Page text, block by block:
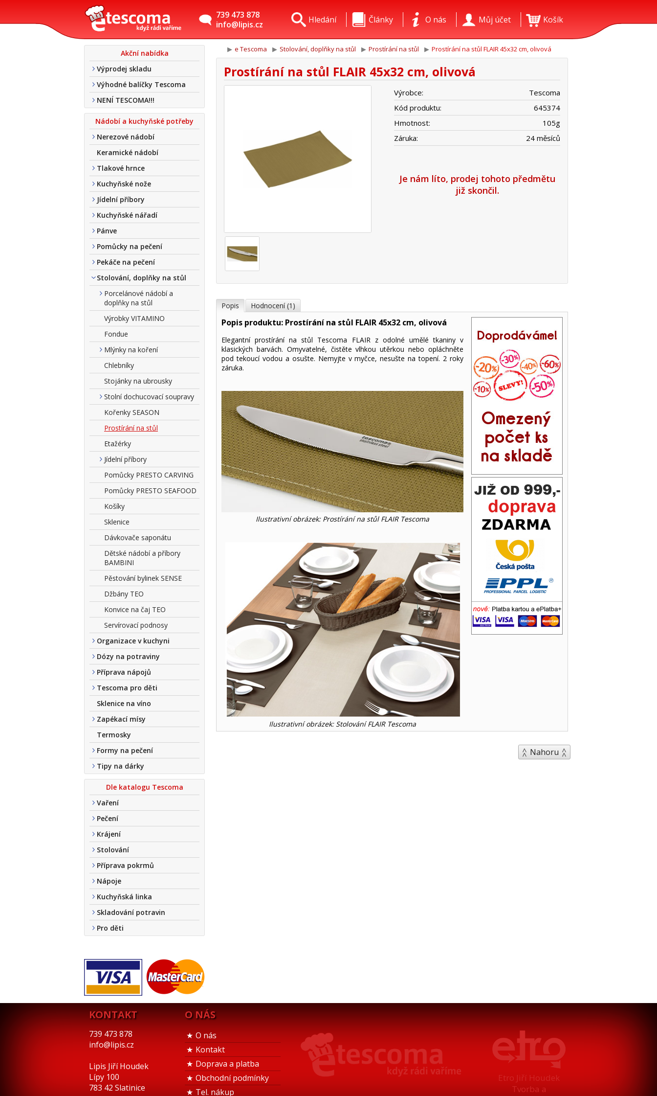
739 473 878
info@lipis.cz
Košík
Můj účet
O nás
Články
Hledání
Akční nabídka
Výprodej skladu
Výhodné balíčky Tescoma
NENÍ TESCOMA!!!
Nádobí a kuchyňské potřeby
Nerezové nádobí
Keramické nádobí
Tlakové hrnce
Kuchyňské nože
Jídelní příbory
Kuchyňské nářadí
Pánve
Pomůcky na pečení
Pekáče na pečení
Stolování, doplňky na stůl
Porcelánové nádobí a
doplňky na stůl
Výrobky VITAMINO
Fondue
Mlýnky na koření
Chlebníky
Stojánky na ubrousky
Stolní dochucovací soupravy
Kořenky SEASON
Prostírání na stůl
Etažérky
Jídelní příbory
Pomůcky PRESTO CARVING
Pomůcky PRESTO SEAFOOD
Košíky
Sklenice
Dávkovače saponátu
Dětské nádobí a příbory
BAMBINI
Pěstování bylinek SENSE
Džbány TEO
Konvice na čaj TEO
Servírovací podnosy
Organizace v kuchyni
Dózy na potraviny
Příprava nápojů
Tescoma pro děti
Sklenice na víno
Zapékací mísy
Termosky
Formy na pečení
Tipy na dárky
Dle katalogu Tescoma
Vaření
Pečení
Krájení
Stolování
Příprava pokrmů
Nápoje
Kuchyňská linka
Skladování potravin
Pro děti
e Tescoma Stolování, doplňky na stůl Prostírání na stůl Prostírání na stůl FLAIR 45x32 cm, olivová
Prostírání na stůl FLAIR 45x32 cm, olivová
Výrobce:
Tescoma
Kód produktu:
645374
Hmotnost:
105g
Záruka:
24 měsíců
Je nám líto, prodej tohoto předmětu
již skončil.
Popis Hodnocení (1)
Popis produktu: Prostírání na stůl FLAIR 45x32 cm, olivová
Elegantní prostírání na stůl Tescoma FLAIR z odolné umělé tkaniny v
klasických barvách. Omyvatelné, čistěte vlhkou utěrkou nebo opláchněte
pod tekoucí vodou a osušte. Nemyjte v myčce, nesušte na topení. 2 roky
záruka.
Ilustrativní obrázek: Prostírání na stůl FLAIR Tescoma
Ilustrativní obrázek: Stolování FLAIR Tescoma
Nahoru
KONTAKT
739 473 878
info@lipis.cz
Lipis Jiří Houdek
Lípy 100
783 42 Slatinice
O NÁS
O nás
Kontakt
Doprava a platba
Obchodní podmínky
Tel. nákup
Etro Jiří Houdek
Tvorba a